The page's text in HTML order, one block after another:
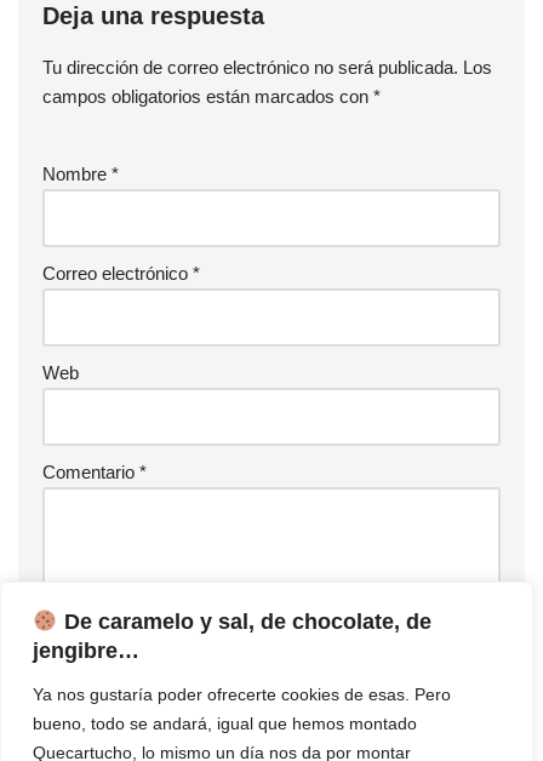
De caramelo y sal, de chocolate, de
jengibre…
Ya nos gustaría poder ofrecerte cookies de esas. Pero
bueno, todo se andará, igual que hemos montado
Quecartucho, lo mismo un día nos da por montar
Deja una respuesta
Tu dirección de correo electrónico no será publicada. Los
campos obligatorios están marcados con *
Nombre *
Correo electrónico *
Web
Comentario *